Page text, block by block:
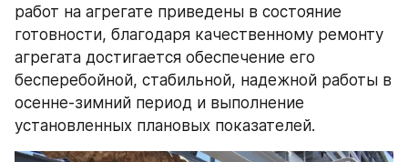
работ на агрегате приведены в состояние
готовности, благодаря качественному ремонту
агрегата достигается обеспечение его
бесперебойной, стабильной, надежной работы в
осенне-зимний период и выполнение
установленных плановых показателей.